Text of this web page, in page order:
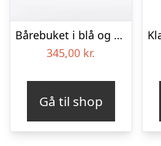
Bårebuket i blå og hvide nuancer – Blomster til begravelse
345,00 kr.
Gå til shop